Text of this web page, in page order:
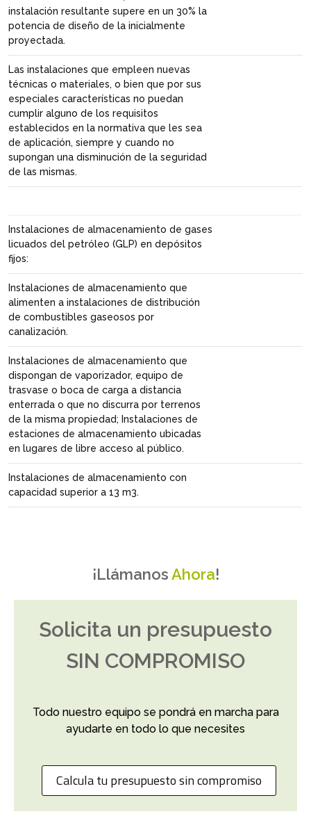
instalación resultante supere en un 30% la
potencia de diseño de la inicialmente
proyectada.
Las instalaciones que empleen nuevas
técnicas o materiales, o bien que por sus
especiales características no puedan
cumplir alguno de los requisitos
establecidos en la normativa que les sea
de aplicación, siempre y cuando no
supongan una disminución de la seguridad
de las mismas.
Instalaciones de almacenamiento de gases
licuados del petróleo (GLP) en depósitos
fijos:
Instalaciones de almacenamiento que
alimenten a instalaciones de distribución
de combustibles gaseosos por
canalización.
Instalaciones de almacenamiento que
dispongan de vaporizador, equipo de
trasvase o boca de carga a distancia
enterrada o que no discurra por terrenos
de la misma propiedad; Instalaciones de
estaciones de almacenamiento ubicadas
en lugares de libre acceso al público.
Instalaciones de almacenamiento con
capacidad superior a 13 m3.
¡LlámanosAhora!
Solicita un presupuesto
SIN COMPROMISO
Todo nuestro equipo se pondrá en marcha para
ayudarte en todo lo que necesites
Calcula tu presupuesto sin compromiso